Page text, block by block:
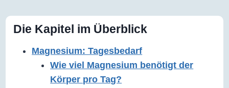
Die Kapitel im Überblick
Magnesium: Tagesbedarf
Wie viel Magnesium benötigt der
Körper pro Tag?